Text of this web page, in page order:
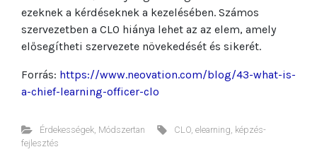
ezeknek a kérdéseknek a kezelésében. Számos
szervezetben a CLO hiánya lehet az az elem, amely
elősegítheti szervezete növekedését és sikerét.
Forrás: https://www.neovation.com/blog/43-what-is-
a-chief-learning-officer-clo
Érdekességek, Módszertan CLO ,elearning képzés-
fejlesztés